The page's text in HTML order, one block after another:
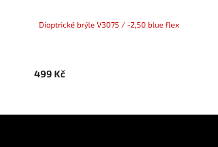
Dioptrické brýle V3075 / -2,50 blue flex
499 Kč